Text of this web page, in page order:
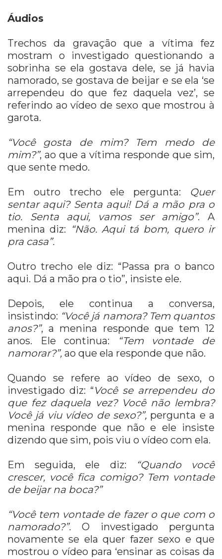
Áudios
Trechos da gravação que a vítima fez
mostram o investigado questionando a
sobrinha se ela gostava dele, se já havia
namorado, se gostava de beijar e se ela ‘se
arrependeu do que fez daquela vez’, se
referindo ao vídeo de sexo que mostrou à
garota.
“Você gosta de mim? Tem medo de
mim?”, ao que a vítima responde que sim,
que sente medo.
Em outro trecho ele pergunta: Quer
sentar aqui? Senta aqui! Dá a mão pra o
tio. Senta aqui, vamos ser amigo”. A
menina diz: “Não. Aqui tá bom, quero ir
pra casa”.
Outro trecho ele diz: “Passa pra o banco
aqui. Dá a mão pra o tio”, insiste ele.
Depois, ele continua a conversa,
insistindo: “Você já namora? Tem quantos
anos?”, a menina responde que tem 12
anos. Ele continua:
“Tem vontade de
namorar?”, ao que ela responde que não.
Quando se refere ao vídeo de sexo, o
investigado diz: “Você se arrependeu do
que fez daquela vez? Você não lembra?
Você já viu vídeo de sexo?”,pergunta e a
menina responde que não e ele insiste
dizendo que sim, pois viu o vídeo com ela.
Em seguida, ele diz:
“Quando você
crescer, você fica comigo? Tem vontade
de beijar na boca?”
“Você tem vontade de fazer o que com o
namorado?”. O investigado pergunta
novamente se ela quer fazer sexo e que
mostrou o vídeo para ‘ensinar as coisas da